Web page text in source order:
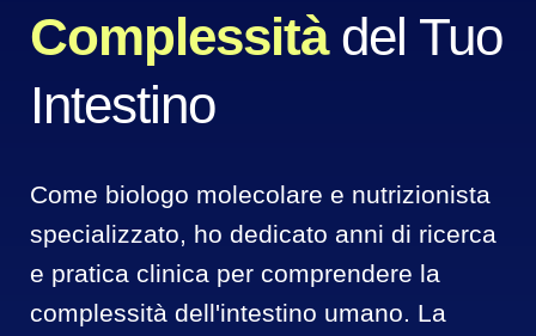
Complessità del Tuo
Intestino
Come biologo molecolare e nutrizionista
specializzato, ho dedicato anni di ricerca
e pratica clinica per comprendere la
complessità dell'intestino umano. La